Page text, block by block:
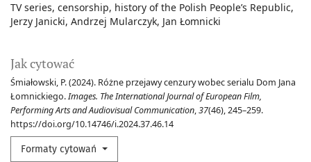
TV series censorship history of the Polish People’s Republic
Jerzy Janicki Andrzej Mularczyk Jan Łomnicki
Jak cytować
Śmiałowski, P. (2024). Różne przejawy cenzury wobec serialu Dom Jana
Łomnickiego.Images. The International Journal of European Film,
Performing Arts and Audiovisual Communication,37(46), 245–259.
https://doi.org/10.14746/i.2024.37.46.14
Formaty cytowań